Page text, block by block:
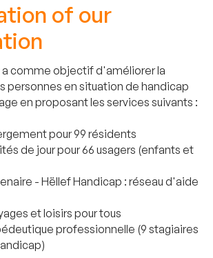
of our
comme objectif d'améliorer la
personnes en situation de handicap
en proposant les services suivants :
pour 99 résidents
de jour pour 66 usagers (enfants et
- Hëllef Handicap : réseau d'aide
et loisirs pour tous
professionnelle (9 stagiaires